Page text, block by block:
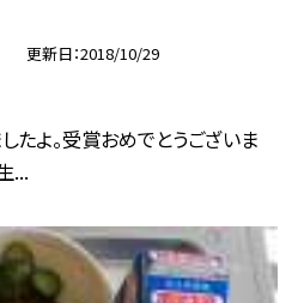
更新日 2018/10/29
たよ。受賞おめでとうございま
...